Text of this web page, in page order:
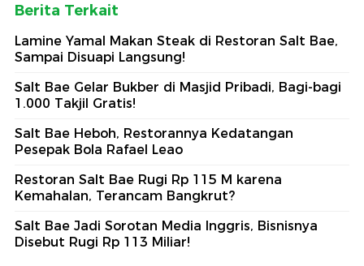
Berita Terkait
Lamine Yamal Makan Steak di Restoran Salt Bae,
Sampai Disuapi Langsung!
Salt Bae Gelar Bukber di Masjid Pribadi, Bagi-bagi
1.000 Takjil Gratis!
Salt Bae Heboh, Restorannya Kedatangan
Pesepak Bola Rafael Leao
Restoran Salt Bae Rugi Rp 115 M karena
Kemahalan, Terancam Bangkrut?
Salt Bae Jadi Sorotan Media Inggris, Bisnisnya
Disebut Rugi Rp 113 Miliar!